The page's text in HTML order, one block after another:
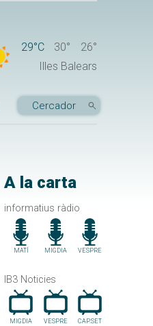
29°C 30°
26°
Illes Balears
A la carta
informatius ràdio
MATÍ MIGDIA VESPRE
IB3 Noticies
MIGDIA VESPRE CAP.SET